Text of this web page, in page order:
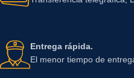
Entrega rápida.
El menor tiempo de